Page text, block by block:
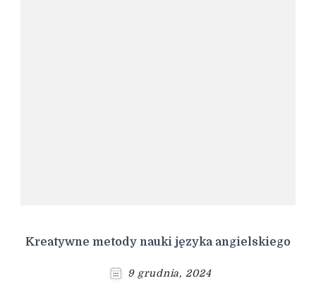
Kreatywne metody nauki języka angielskiego
9 grudnia, 2024